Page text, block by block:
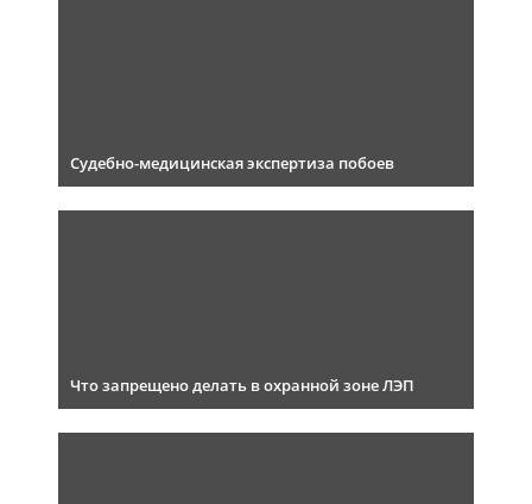
Судебно-медицинская экспертиза побоев
Что запрещено делать в охранной зоне ЛЭП